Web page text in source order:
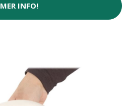
MER INFO!